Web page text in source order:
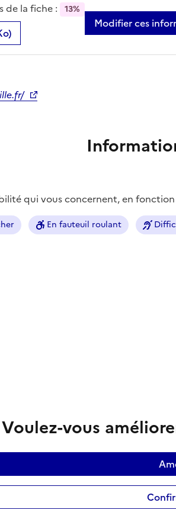
de la fiche : 13%
Modifier ces
qui vous concernent, en
En fauteuil roulant
Voulez-vous